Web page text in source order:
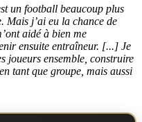
un football beaucoup plus
Mais j’ai eu la chance de
aidé à bien me
ensuite entraîneur. [...] Je
joueurs ensemble, construire
tant que groupe, mais aussi